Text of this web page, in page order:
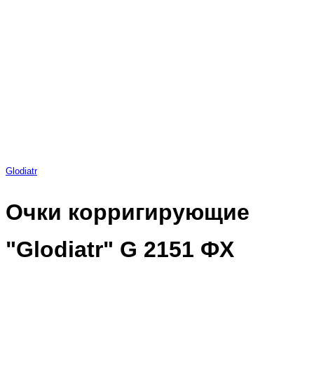
Glodiatr
Очки корригирующие
"Glodiatr" G 2151 ФХ